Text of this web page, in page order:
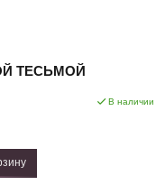
ТЕСЬМОЙ
В наличии